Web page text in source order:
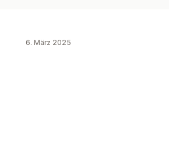
6. März 2025